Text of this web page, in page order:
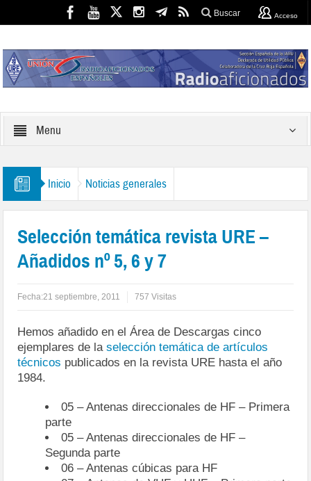
Buscar Acceso
Menu
Inicio Noticias generales
Selección temática revista URE –
Añadidos nº 5, 6 y 7
Fecha:21 septiembre, 2011 757 Visitas
Hemos añadido en el Área de Descargas cinco
ejemplares de laselección temática de artículos
técnicos publicados en la revista URE hasta el año
1984.
05 – Antenas direccionales de HF – Primera
parte
05 – Antenas direccionales de HF –
Segunda parte
06 – Antenas cúbicas para HF